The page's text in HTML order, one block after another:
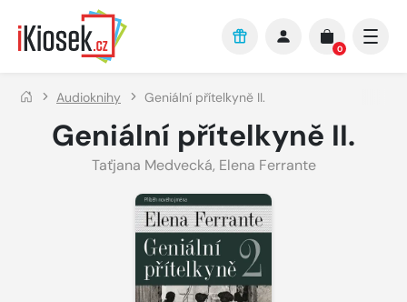
Přejít na hlavní obsah
0
Audioknihy Geniální přítelkyně II.
Geniální přítelkyně II.
Taťjana Medvecká, Elena Ferrante